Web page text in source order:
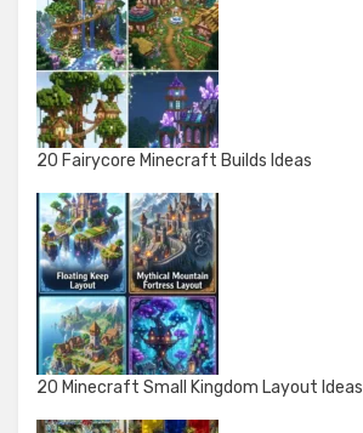
20 Fairycore Minecraft Builds Ideas
20 Minecraft Small Kingdom Layout Ideas